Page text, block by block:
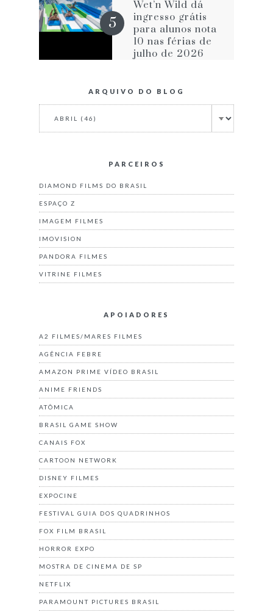
e FBI
Wet’n Wild dá
ingresso grátis
para alunos nota
10 nas férias de
julho de 2026
ARQUIVO DO BLOG
PARCEIROS
DIAMOND FILMS DO BRASIL
ESPAÇO Z
IMAGEM FILMES
IMOVISION
PANDORA FILMES
VITRINE FILMES
APOIADORES
A2 FILMES/MARES FILMES
AGÊNCIA FEBRE
AMAZON PRIME VÍDEO BRASIL
ANIME FRIENDS
ATÔMICA
BRASIL GAME SHOW
CANAIS FOX
CARTOON NETWORK
DISNEY FILMES
EXPOCINE
FESTIVAL GUIA DOS QUADRINHOS
FOX FILM BRASIL
HORROR EXPO
MOSTRA DE CINEMA DE SP
NETFLIX
PARAMOUNT PICTURES BRASIL